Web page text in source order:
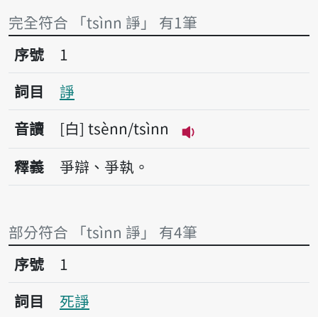
完全符合 「tsìnn 諍」 有1筆
序號1諍
序號
1
詞目
諍
音讀
白 tsènn/tsìnn
播放音讀tsènn/
釋義 爭辯、爭執。
部分符合 「tsìnn 諍」 有4筆
序號1死諍
序號
1
詞目
死諍